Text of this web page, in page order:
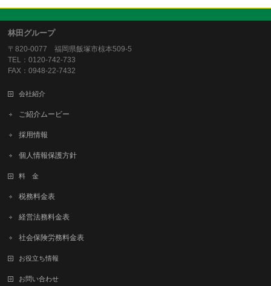
林田グループ
〒820-0077 福岡県飯塚市椋本509-5
TEL：0120-742-733
FAX：0948-22-7432
会社紹介
ご紹介ムービー
採用情報
個人情報保護方針
料 金
税務料金表
経営法務料金表
社会保険労務料金表
お役立ち情報
お問い合わせ